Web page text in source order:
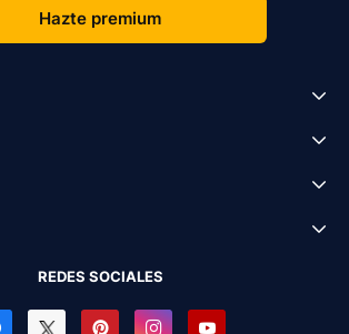
Hazte premium
REDES SOCIALES